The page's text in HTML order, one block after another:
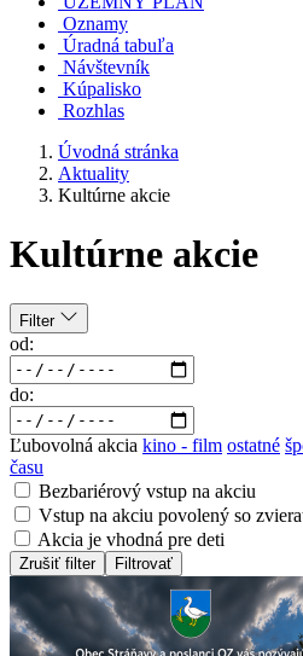
Oznamy
Úradná tabuľa
Návštevník
Kúpalisko
Rozhlas
Úvodná stránka
Aktuality
Kultúrne akcie
Kultúrne akcie
Filter
od:
do:
Ľubovolná akcia kino - film ostatné
času
Bezbariérový vstup na akciu
Vstup na akciu povolený so
Akcia je vhodná pre deti
Zrušiť filter Filtrovať